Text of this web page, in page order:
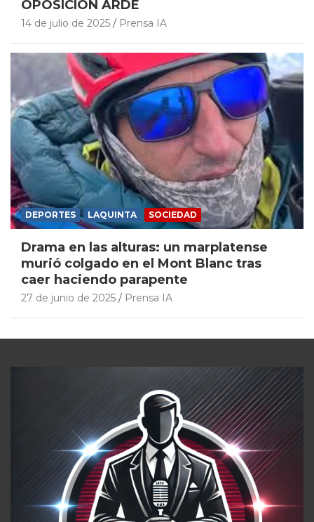
OPOSICIÓN ARDE
14 de julio de 2025 Prensa IA
DEPORTES LAQUINTA SOCIEDAD
Drama en las alturas: un marplatense
murió colgado en el Mont Blanc tras
caer haciendo parapente
27 de junio de 2025 Prensa IA